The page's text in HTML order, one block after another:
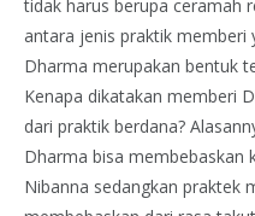
tidak harus berupa ceramah
antara jenis praktik memberi
Dharma merupakan bentuk
Kenapa dikatakan memberi
dari praktik berdana?
Dharma bisa membebaskan
Nibanna sedangkan praktek